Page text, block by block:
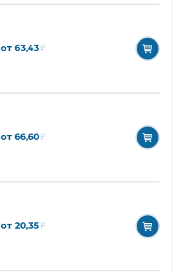
от 63,43₽
от 66,60₽
от 20,35₽